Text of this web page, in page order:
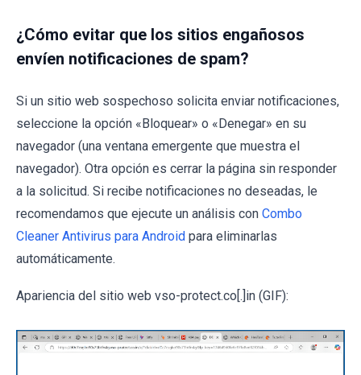
¿Cómo evitar que los sitios engañosos
envíen notificaciones de spam?
Si un sitio web sospechoso solicita enviar notificaciones,
seleccione la opción «Bloquear» o «Denegar» en su
navegador (una ventana emergente que muestra el
navegador). Otra opción es cerrar la página sin responder
a la solicitud. Si recibe notificaciones no deseadas, le
recomendamos que ejecute un análisis con Combo
Cleaner Antivirus para Android para eliminarlas
automáticamente.
Apariencia del sitio web vso-protect.co[.]in (GIF):